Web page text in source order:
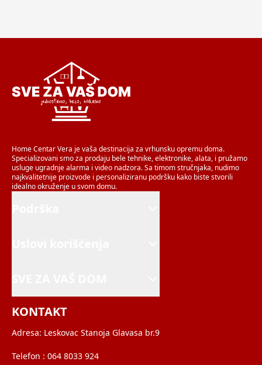
Home Centar Vera je vaša destinacija za vrhunsku opremu doma.
Specializovani smo za prodaju bele tehnike, elektronike, alata, i pružamo
usluge ugradnje alarma i video nadzora. Sa timom stručnjaka, nudimo
najkvalitetnije proizvode i personaliziranu podršku kako biste stvorili
idealno okruženje u svom domu.
KONTAKT
Adresa: Leskovac Stanoja Glavasa br.9
Telefon : 064 8033 924